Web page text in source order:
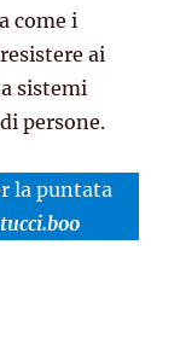
come i
ai
sistemi
persone.
la puntata